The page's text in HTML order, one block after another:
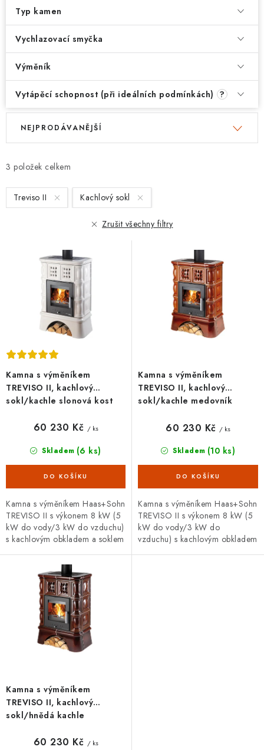
Typ kamen
Vychlazovací smyčka
Výměník
Vytápěcí schopnost (při ideálních podmínkách) ?
V
i
s
p
3
Ř
e
n
í
NEJPRODÁVANĚJŠÍ
Treviso II Kachlový sokl
Zrušit všechny filtry
Kamna s výměníkem
TREVISO II, kachlový
sokl/kachle slonová kost
Skladem (6 ks)
60 230 Kč / ks
Kamna s výměníkem Haas+Sohn
TREVISO II s výkonem 8 kW (5
kW do vody/3 kW do vzduchu)
s kachlovým obkladem a soklem
Kamna s výměníkem
TREVISO II, kachlový
sokl/kachle medovník
Skladem (10 ks)
60 230 Kč / ks
Kamna s výměníkem Haas+Sohn
TREVISO II s výkonem 8 kW (5
kW do vody/3 kW do
vzduchu) s kachlovým obkladem
Kamna s výměníkem
TREVISO II, kachlový
sokl/hnědá kachle
60 230 Kč / ks